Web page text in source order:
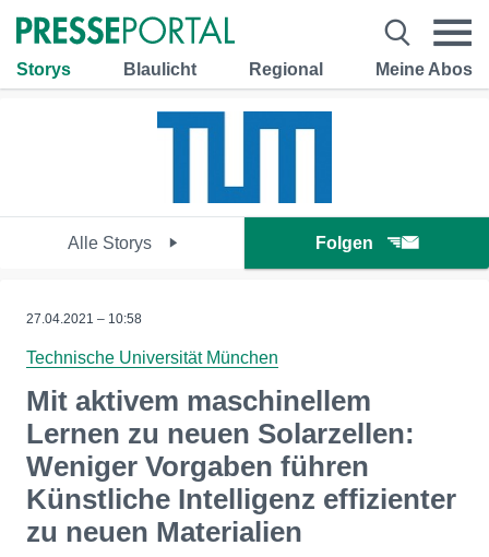
Storys Blaulicht Regional Meine Abos
Alle Storys Folgen
27.04.2021 – 10:58
Technische Universität München
Mit aktivem maschinellem
Lernen zu neuen Solarzellen:
Weniger Vorgaben führen
Künstliche Intelligenz effizienter
zu neuen Materialien